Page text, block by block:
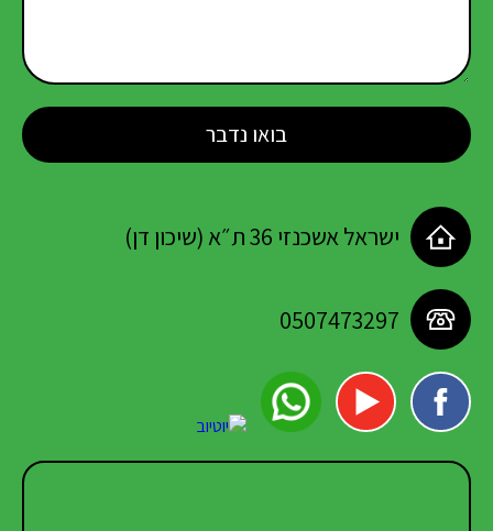
ישראל אשכנזי 36 ת״א (שיכון דן)
0507473297